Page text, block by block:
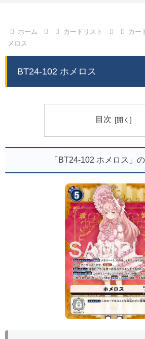
ホーム カードリスト カー
メロス
BT24-102 ホメロス
目次
「BT24-102 ホメロス」